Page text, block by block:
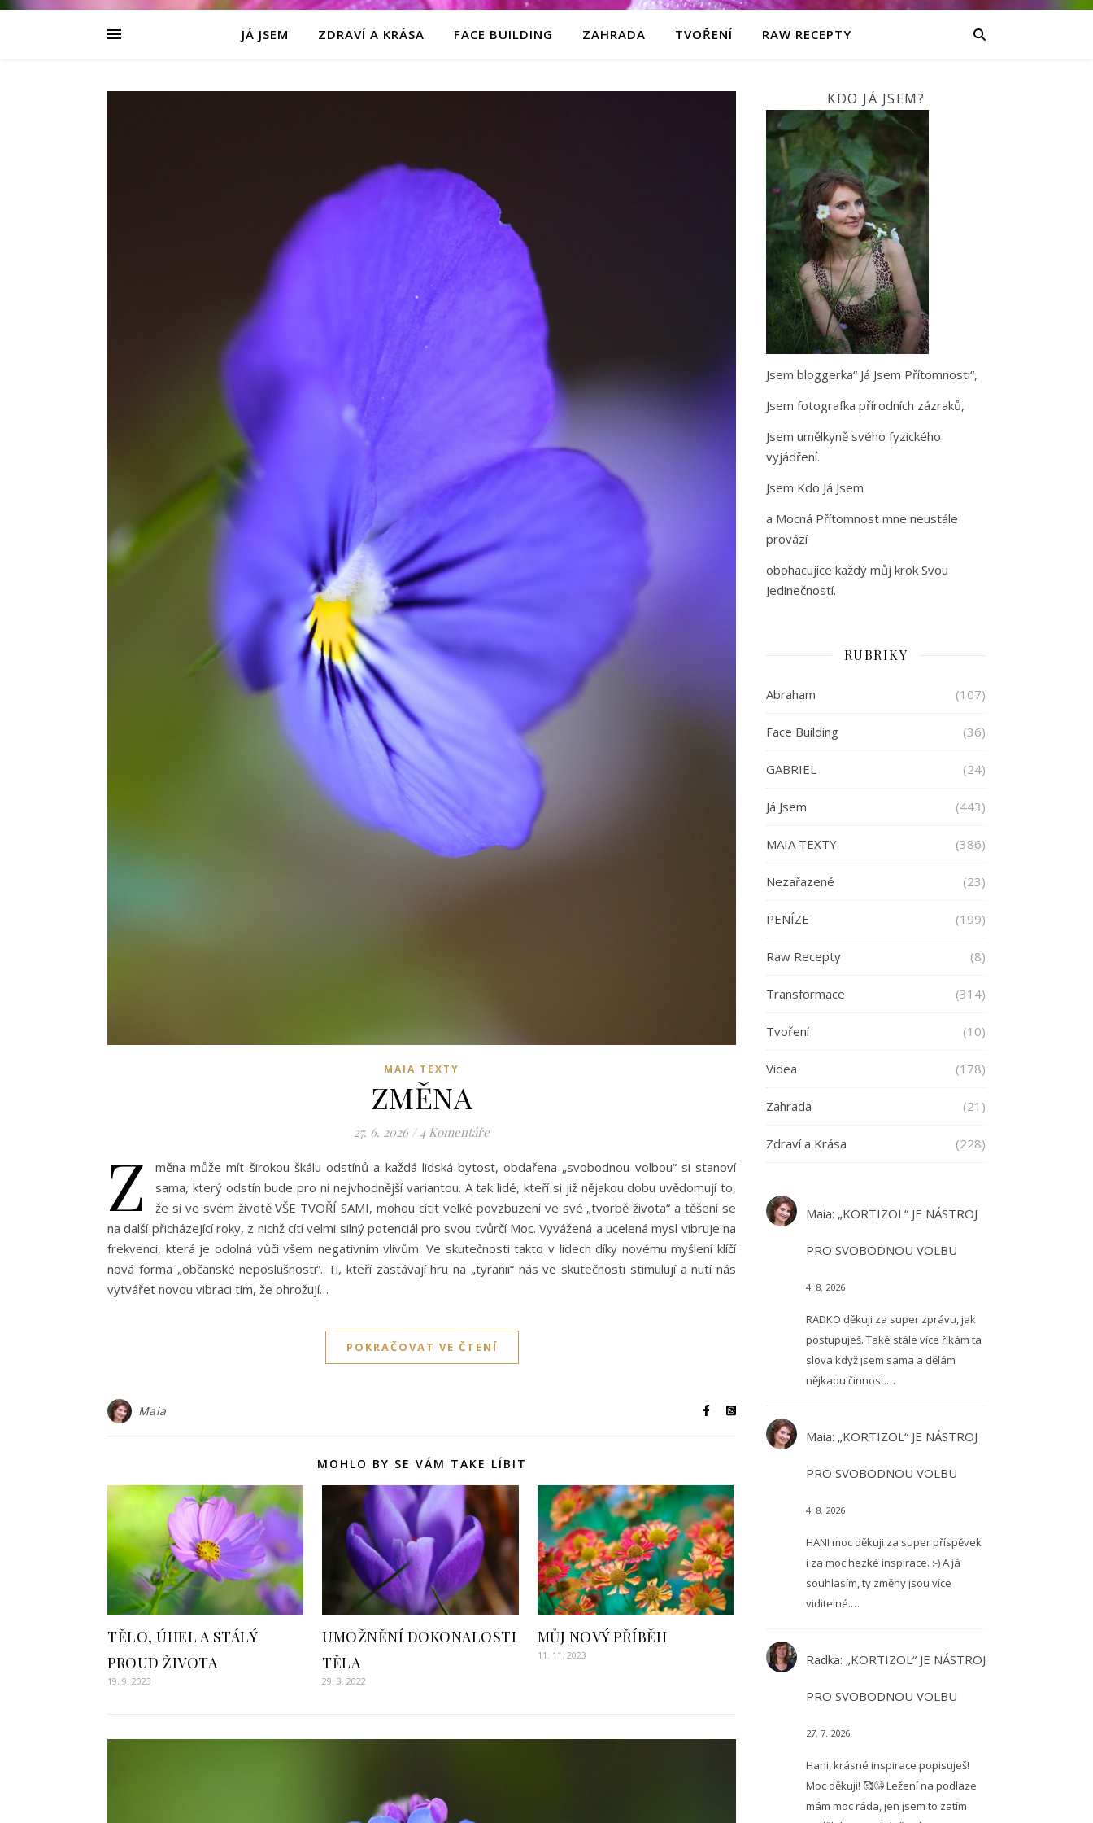
JÁ JSEM ZDRAVÍ A KRÁSA FACE BUILDING ZAHRADA TVOŘENÍ RAW RECEPTY
MAIA TEXTY
ZMĚNA
27. 6. 2026 / 4 Komentáře
Z
měna může mít širokou škálu odstínů a každá lidská bytost, obdařena „svobodnou volbou“ si stanoví
sama, který odstín bude pro ni nejvhodnější variantou. A tak lidé, kteří si již nějakou dobu uvědomují to,
že si ve svém životě VŠE TVOŘÍ SAMI, mohou cítit velké povzbuzení ve své „tvorbě života“ a těšení se
na další přicházející roky, z nichž cítí velmi silný potenciál pro svou tvůrčí Moc. Vyvážená a ucelená mysl vibruje na
frekvenci, která je odolná vůči všem negativním vlivům. Ve skutečnosti takto v lidech díky novému myšlení klíčí
nová forma „občanské neposlušnosti“. Ti, kteří zastávají hru na „tyranii“ nás ve skutečnosti stimulují a nutí nás
vytvářet novou vibraci tím, že ohrožují…
POKRAČOVAT VE ČTENÍ
Maia
MOHLO BY SE VÁM TAKE LÍBIT
TĚLO, ÚHEL A STÁLÝ
PROUD ŽIVOTA
19. 9. 2023
UMOŽNĚNÍ DOKONALOSTI
TĚLA
29. 3. 2022
MŮJ NOVÝ PŘÍBĚH
11. 11. 2023
KDO JÁ JSEM?
Jsem bloggerka“ Já Jsem Přítomnosti“,
Jsem fotografka přírodních zázraků,
Jsem umělkyně svého fyzického
vyjádření.
Jsem Kdo Já Jsem
a Mocná Přítomnost mne neustále
provází
obohacujíce každý můj krok Svou
Jedinečností.
RUBRIKY
Abraham (107)
Face Building (36)
GABRIEL (24)
Já Jsem (443)
MAIA TEXTY (386)
Nezařazené (23)
PENÍZE (199)
Raw Recepty (8)
Transformace (314)
Tvoření (10)
Videa (178)
Zahrada (21)
Zdraví a Krása (228)
Maia: „KORTIZOL“ JE NÁSTROJ
PRO SVOBODNOU VOLBU
4. 8. 2026
RADKO děkuji za super zprávu, jak
postupuješ. Také stále více říkám ta
slova když jsem sama a dělám
nějkaou činnost.…
Maia: „KORTIZOL“ JE NÁSTROJ
PRO SVOBODNOU VOLBU
4. 8. 2026
HANI moc děkuji za super příspěvek
i za moc hezké inspirace. :-) A já
souhlasím, ty změny jsou více
viditelné.…
Radka: „KORTIZOL“ JE NÁSTROJ
PRO SVOBODNOU VOLBU
27. 7. 2026
Hani, krásné inspirace popisuješ!
Moc děkuji! 🥰😘 Ležení na podlaze
mám moc ráda, jen jsem to zatím